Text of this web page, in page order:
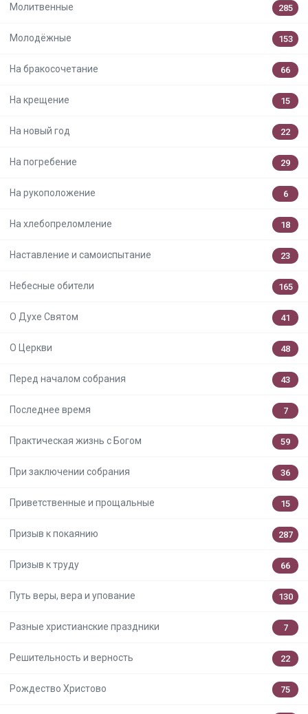
Молитвенные 285
Молодёжные 153
На бракосочетание 66
На крещение 15
На новый год 22
На погребение 29
На рукоположение 6
На хлебопреломление 18
Наставление и самоиспытание 23
Небесные обители 165
О Духе Святом 41
О Церкви 48
Перед началом собрания 43
Последнее время 7
Практическая жизнь с Богом 59
При заключении собрания 36
Приветственные и прощальные 15
Призыв к покаянию 287
Призыв к труду 66
Путь веры, вера и упование 130
Разные христианские праздники 7
Решительность и верность 22
Рождество Христово 75